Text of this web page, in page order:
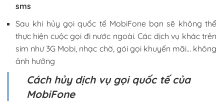
sms
Sau khi hủy gọi quốc tế MobiFone bạn sẽ không thể
thực hiện cuộc gọi đi nước ngoài. Các dịch vụ khác trên
sim như 3G Mobi, nhạc chờ, gói gọi khuyến mãi… không
ảnh hưởng
Cách hủy dịch vụ gọi quốc tế của
MobiFone